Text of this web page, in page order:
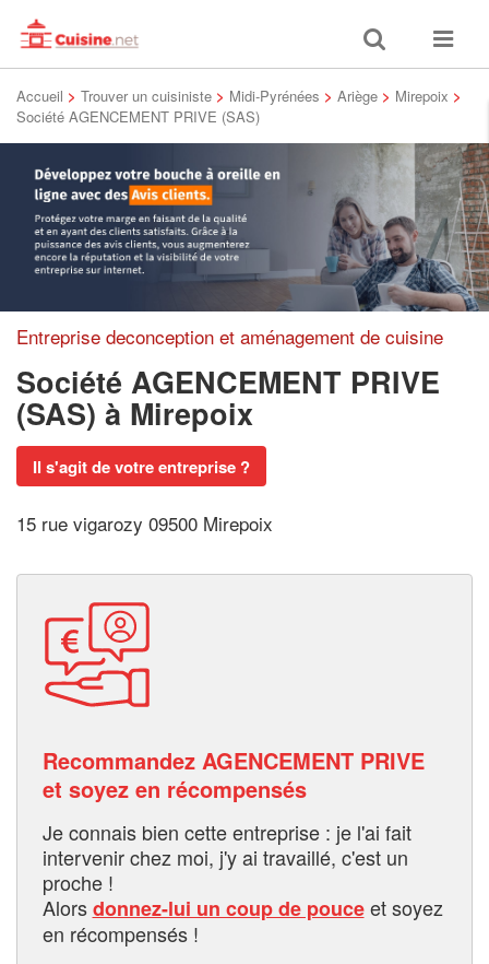
Toggle
search
Toggle
Accueil > Trouver un cuisiniste > Midi-Pyrénées > Ariège > Mirepoix >
Société AGENCEMENT PRIVE (SAS)
Entreprise deconception et aménagement de cuisine
Société AGENCEMENT PRIVE
(SAS) à Mirepoix
Il s'agit de votre entreprise ?
15 rue vigarozy 09500 Mirepoix
Recommandez AGENCEMENT PRIVE
et soyez en récompensés
Je connais bien cette entreprise : je l'ai fait
intervenir chez moi, j'y ai travaillé, c'est un
proche !
Alorsdonnez-lui un coup de pouceet soyez
en récompensés !